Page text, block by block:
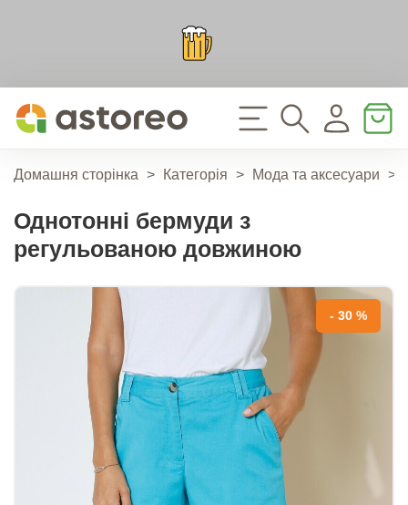
Домашня сторінка > Категорія > Мода та аксесуари >
Однотонні бермуди з
регульованою довжиною
- 30 %